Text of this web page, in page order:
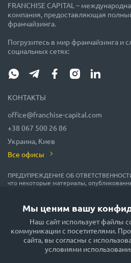
Мы ценим вашу
Наш сайт использует файлы
коммуникации с посетителями.
сайта, вы согласны с
условиями
FRANCHISE CAPITAL –
компания, предоставляющая
франчайзинга.
Погрузитесь в мир франчайзинга и
социальных сетях:
КОНТАКТЫ
office@franchise-capital.com
+38 067 500 26 86
Украина, Киев
Все офисы
ПРЕДУПРЕЖДЕНИЕ ОБ
что некоторые материалы,
рекламы или получены на безвозмездной
которые мы считаем надежными, но их
гарантируются! В соответствии с
сайта FRANCHISE CAPITAL не
доходности никаких вложений, не дает
возможных инвестиций и стабильности
Сайт FRANCHISE CAPITAL не несёт